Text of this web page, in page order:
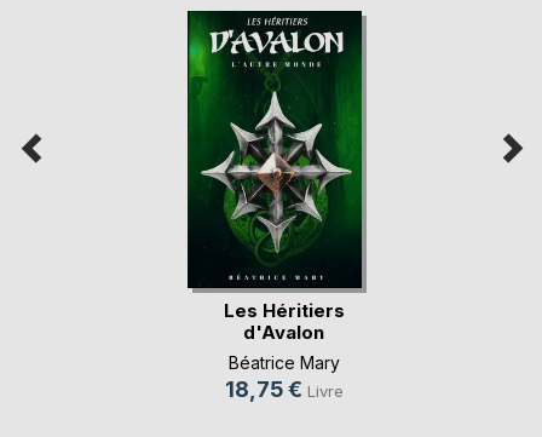
Les Héritiers
d'Avalon
Béatrice Mary
18,75 € Livre